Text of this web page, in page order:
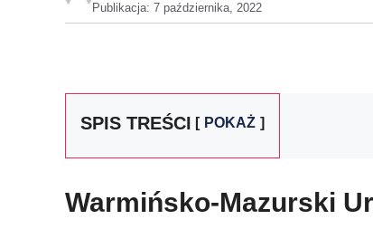
Publikacja: 7 października, 2022
SPIS TREŚCI POKAŻ
Warmińsko-Mazurski